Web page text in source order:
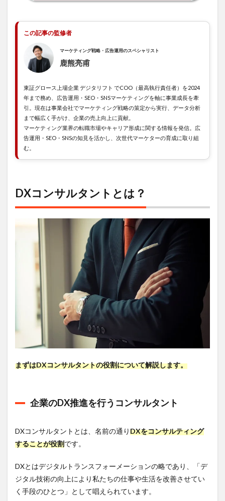
サル
タン
トの
仕事
内容
2.1
企画
2.2
導入
支援
シス
3
3.1
総合
系コ
ンサ
ント
3.2
系コ
ルタ
専門
系コ
ント
4
コン
サル
タン
トと
この記事の監修者
マーケティング戦略・広告運用のスペシャリスト
鹿熊亮甫
東証グロース上場企業 デジタリフト でCOO（最高執行責任者）を2024
年まで務め、広告運用・SEO・SNSマーケティングを軸に事業成長を牽
引。現在は事業会社でマーケティング戦略の策定から実行、データ分析
まで幅広く手がけ、企業の売上向上に貢献。
マーケティング業界の転職市場やキャリア形成に関する情報を発信。広
告運用・SEO・SNSの知見を活かし、次世代マーケターの育成に取り組
む。
DXコンサルタントとは？
まずはDXコンサルタントの役割について解説します。
企業のDX推進を行うコンサルタント
DXコンサルタントとは、名前の通りDXをコンサルティング
することが役割です。
DXとはデジタルトランスフォーメーションの略であり、「デ
ジタル技術の向上により私たちの仕事や生活を改善させてい
く手段のひとつ」として唱えられています。